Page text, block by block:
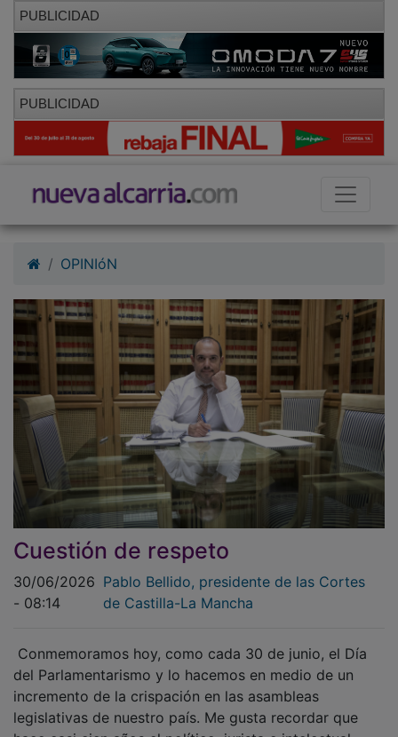
PUBLICIDAD
PUBLICIDAD
Cuestión de respeto
- 08:14
Pablo Bellido, presidente de las Cortes
de Castilla-La Mancha
del Parlamentarismo y lo hacemos en medio de un
incremento de la crispación en las asambleas
legislativas de nuestro país. Me gusta recordar que
hace casi cien años el político, jurista e intelectual